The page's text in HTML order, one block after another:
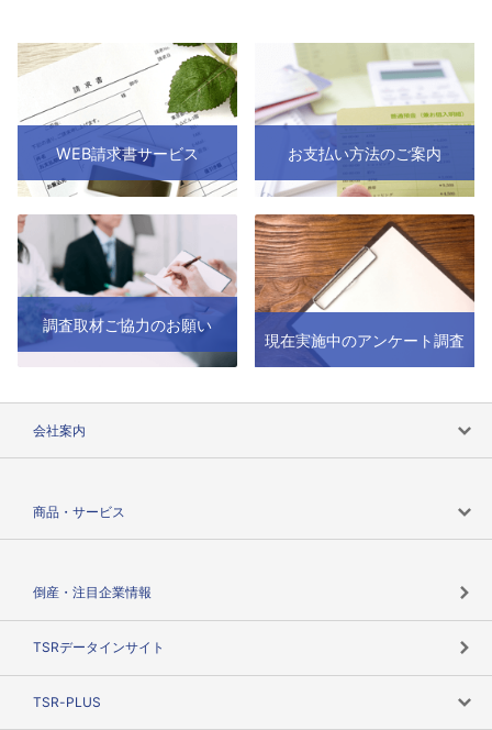
WEB請求書サービス お支払い方法のご案内
調査取材ご協力のお願い
現在実施中のアンケート調査
会社案内
商品・サービス
倒産・注目企業情報
TSRデータインサイト
TSR-PLUS